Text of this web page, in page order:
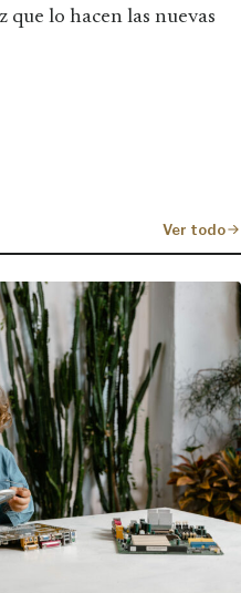
que lo hacen las nuevas
Ver todo